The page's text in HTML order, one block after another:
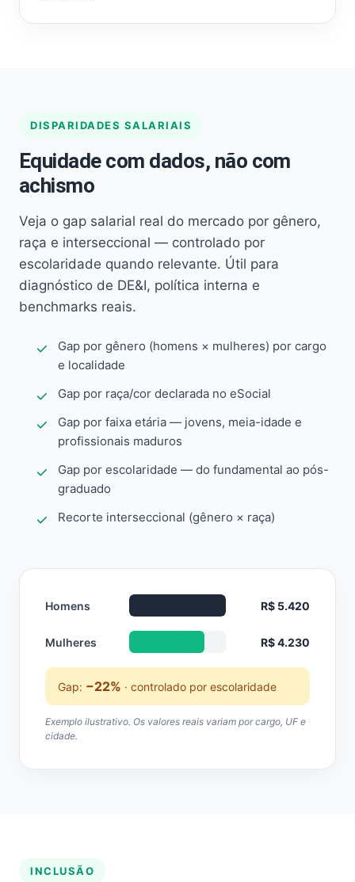
DISPARIDADES SALARIAIS
Equidade com dados, não com
achismo
Veja o gap salarial real do mercado por gênero,
raça e interseccional — controlado por
escolaridade quando relevante. Útil para
diagnóstico de DE&I, política interna e
benchmarks reais.
Gap por gênero (homens × mulheres) por cargo
e localidade
Gap por raça/cor declarada no eSocial
Gap por faixa etária — jovens, meia-idade e
profissionais maduros
Gap por escolaridade — do fundamental ao pós-
graduado
Recorte interseccional (gênero × raça)
Homens R$ 5.420
Mulheres R$ 4.230
Gap: −22% · controlado por escolaridade
Exemplo ilustrativo. Os valores reais variam por cargo, UF e
cidade.
INCLUSÃO